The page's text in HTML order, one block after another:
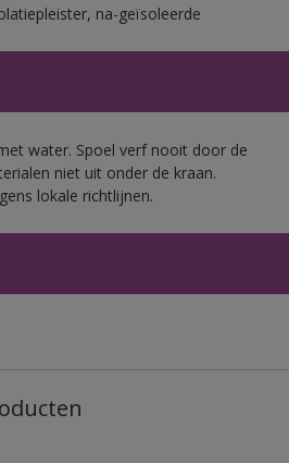
na-geïsoleerde
water. Spoel verf nooit door de
niet uit onder de kraan.
lokale richtlijnen.